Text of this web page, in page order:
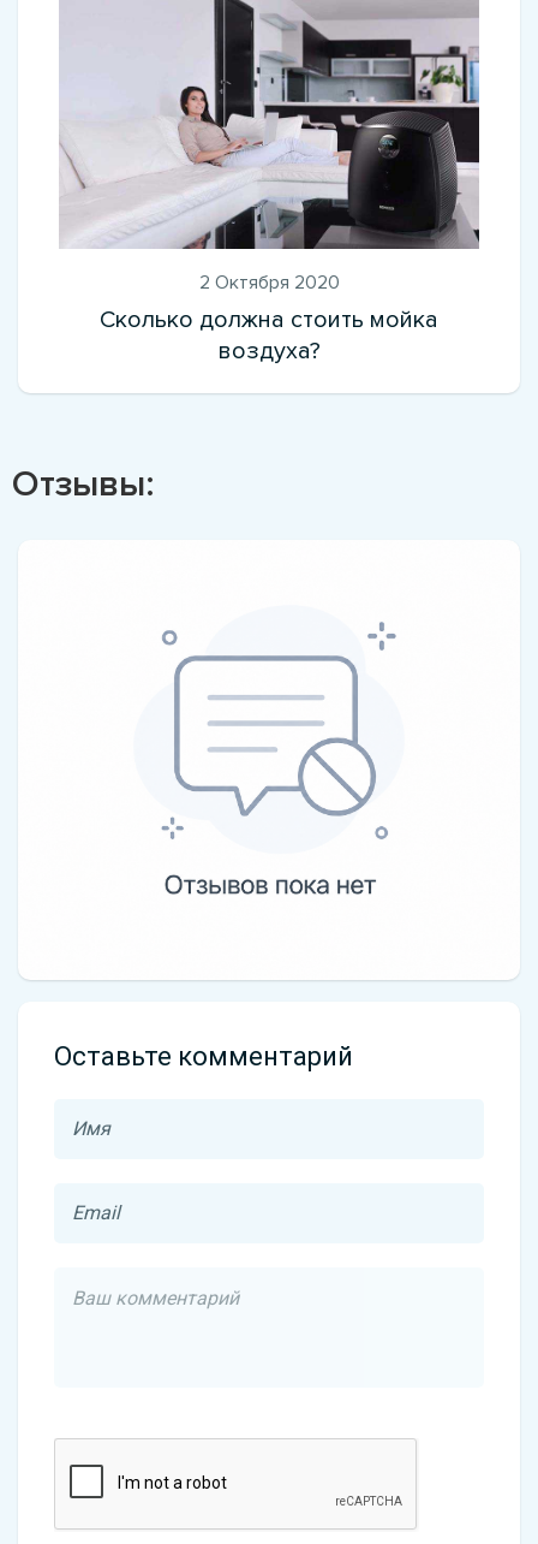
2 Октября 2020
Сколько должна стоить мойка
воздуха?
Отзывы:
Оставьте комментарий